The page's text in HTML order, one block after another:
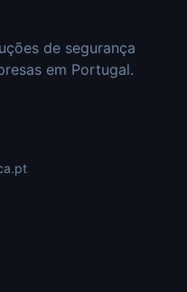
de segurança
em Portugal.